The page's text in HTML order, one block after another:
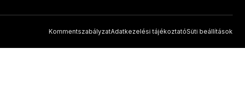
KommentszabályzatAdatkezelési tájékoztatóSüti beállítások